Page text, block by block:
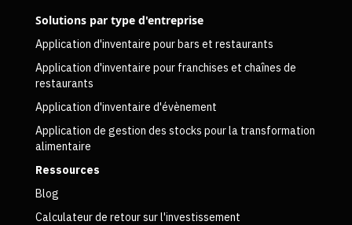
Solutions par type d'entreprise
Application d'inventaire pour bars et restaurants
Application d'inventaire pour franchises et chaînes de
restaurants
Application d'inventaire d'évènement
Application de gestion des stocks pour la transformation
alimentaire
Ressources
Blog
Calculateur de retour sur l'investissement